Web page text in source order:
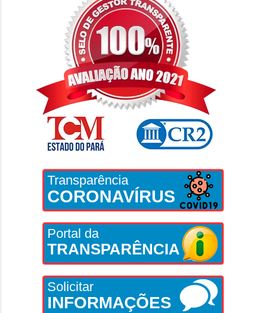
Transparência
CORONAVÍRUS
Portal da
TRANSPARÊNCIA
Solicitar
INFORMAÇÕES